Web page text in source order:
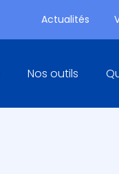
Actualités
Nos outils